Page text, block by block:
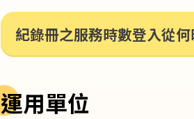
紀錄冊之服務時數登入從
運用單位